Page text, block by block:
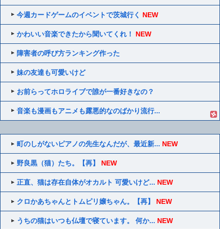
今週カードゲームのイベントで茨城行く NEW
かわいい音楽できたから聞いてくれ！ NEW
障害者の呼び方ランキング作った
妹の友達も可愛いけど
お前らってホロライブで誰が一番好きなの？
音楽も漫画もアニメも露悪的なのばかり流行...
町のしがないピアノの先生なんだが、最近新... NEW
野良黒（猫）たち。【再】 NEW
正直、猫は存在自体がオカルト 可愛いけど... NEW
クロかあちゃんとトムピリ嬢ちゃん。【再】 NEW
うちの猫はいつも仏壇で寝ています。 何か... NEW